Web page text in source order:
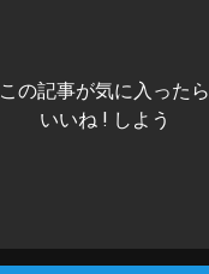
この記事が気に入ったら
いいね ! しよう